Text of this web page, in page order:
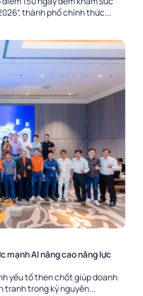
thành phố chính thức...
mạnh AI nâng cao năng lực
yếu tố then chốt giúp doanh
tranh trong kỷ nguyên...